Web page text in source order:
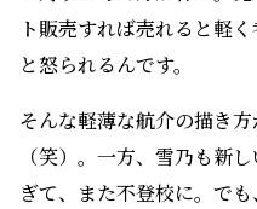
ト販売すれば売れると軽
と怒られるんです。
そんな軽薄な航介の描き
（笑）。一方、雪乃も新
ぎて、また不登校に。で